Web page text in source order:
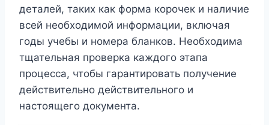
деталей, таких как форма корочек и наличие
всей необходимой информации, включая
годы учебы и номера бланков. Необходима
тщательная проверка каждого этапа
процесса, чтобы гарантировать получение
действительно действительного и
настоящего документа.